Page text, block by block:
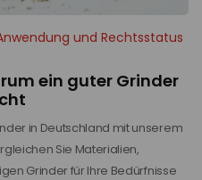
und Rechtsstatus
ein guter Grinder
in Deutschland mit unserem
Sie Materialien,
Grinder für Ihre Bedürfnisse